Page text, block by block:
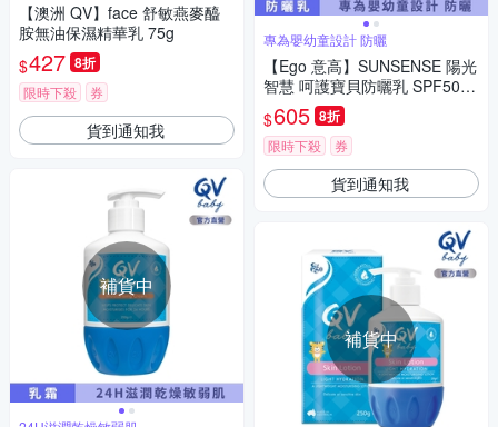
【澳洲 QV】face 舒敏燕麥醯
胺無油保濕精華乳 75g
$427 8折
限時下殺 券
貨到通知我
補貨中
專為嬰幼童設計 防曬
【Ego 意高】SUNSENSE 陽光
智慧 呵護寶貝防曬乳 SPF50+‧
PA++++ 50ml (效期：2023/04)
$605 8折
限時下殺 券
貨到通知我
補貨中